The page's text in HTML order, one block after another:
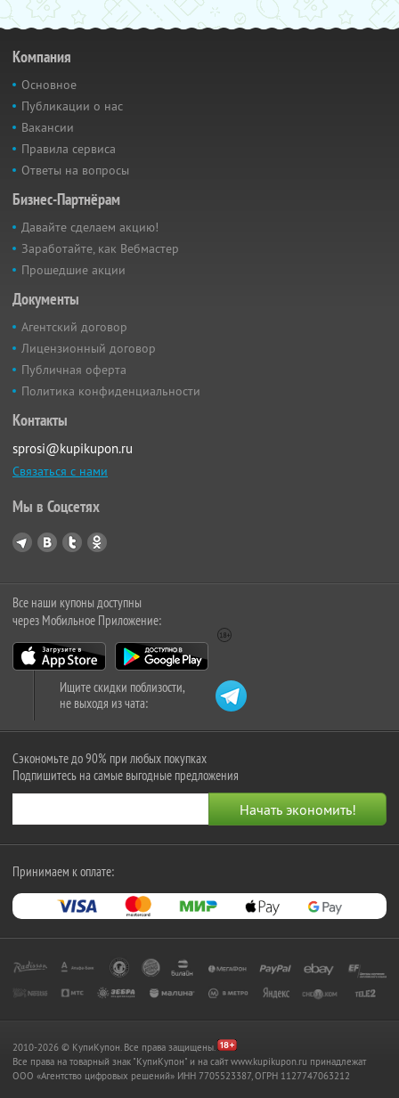
Компания
Основное
Публикации о нас
Вакансии
Правила сервиса
Ответы на вопросы
Бизнес-Партнёрам
Давайте сделаем акцию!
Заработайте, как Вебмастер
Прошедшие акции
Документы
Агентский договор
Лицензионный договор
Публичная оферта
Политика конфиденциальности
Контакты
sprosi@kupikupon.ru
Связаться с нами
Мы в Соцсетях
Все наши купоны доступны
через Мобильное Приложение:
Ищите скидки поблизости,
не выходя из чата:
Сэкономьте до 90% при любых покупках
Подпишитесь на самые выгодные предложения
Принимаем к оплате:
2010-2026 © КупиКупон. Все права защищены.
Все права на товарный знак "КупиКупон" и на сайт www.kupikupon.ru принадлежат
OOO «Агентство цифровых решений» ИНН 7705523387, ОГРН 1127747063212